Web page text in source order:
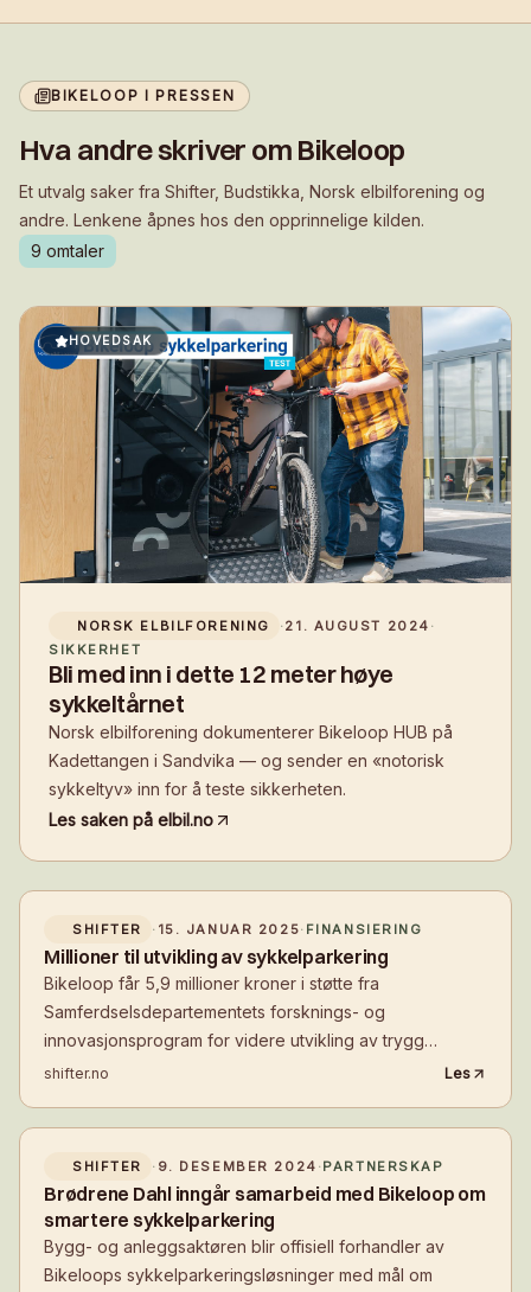
BIKELOOP I PRESSEN
Hva andre skriver om Bikeloop
Et utvalg saker fra Shifter, Budstikka, Norsk elbilforening og
andre. Lenkene åpnes hos den opprinnelige kilden.
9 omtaler
HOVEDSAK
NORSK ELBILFORENING ·21. AUGUST 2024 ·
SIKKERHET
Bli med inn i dette 12 meter høye
sykkeltårnet
Norsk elbilforening dokumenterer Bikeloop HUB på
Kadettangen i Sandvika — og sender en «notorisk
sykkeltyv» inn for å teste sikkerheten.
Les saken på elbil.no
SHIFTER · 15. JANUAR 2025· FINANSIERING
Millioner til utvikling av sykkelparkering
Bikeloop får 5,9 millioner kroner i støtte fra
Samferdselsdepartementets forsknings- og
innovasjonsprogram for videre utvikling av trygg
sykkelparkering.
shifter.no Les
SHIFTER · 9. DESEMBER 2024 ·PARTNERSKAP
Brødrene Dahl inngår samarbeid med Bikeloop om
smartere sykkelparkering
Bygg- og anleggsaktøren blir offisiell forhandler av
Bikeloops sykkelparkeringsløsninger med mål om